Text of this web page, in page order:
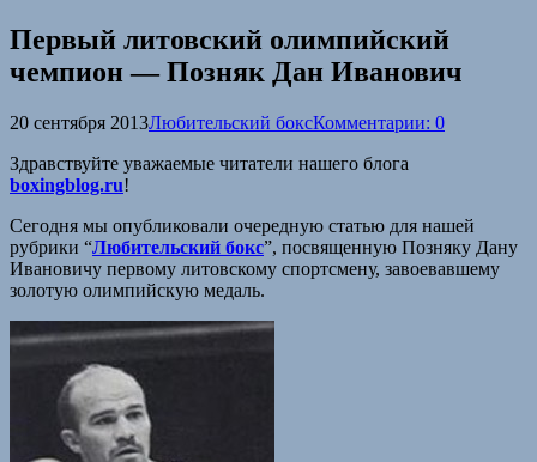
Первый литовский олимпийский
чемпион — Позняк Дан Иванович
20 сентября 2013Любительский боксКомментарии: 0
Здравствуйте уважаемые читатели нашего блога
boxingblog.ru!
Сегодня мы опубликовали очередную статью для нашей
рубрики “Любительский бокс”, посвященную Позняку Дану
Ивановичу первому литовскому спортсмену, завоевавшему
золотую олимпийскую медаль.